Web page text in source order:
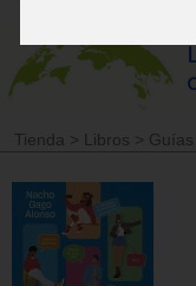
Tienda > Libros >